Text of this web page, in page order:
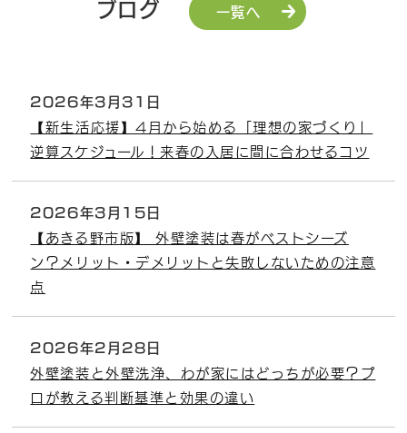
ブログ 一覧へ
2026年3月31日
【新生活応援】4月から始める「理想の家づくり」
逆算スケジュール！来春の入居に間に合わせるコツ
2026年3月15日
【あきる野市版】 外壁塗装は春がベストシーズ
ン？メリット・デメリットと失敗しないための注意
点
2026年2月28日
外壁塗装と外壁洗浄、わが家にはどっちが必要？プ
ロが教える判断基準と効果の違い